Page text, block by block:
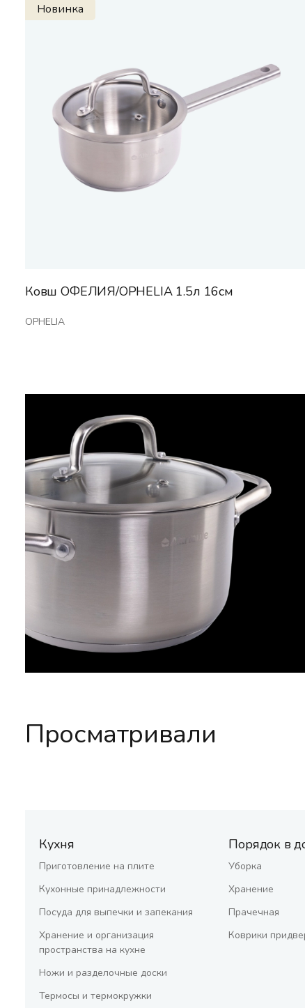
Новинка
Ковш ОФЕЛИЯ/OPHELIA 1.5л 16см
OPHELIA
Просматривали
Кухня
Приготовление на плите
Кухонные принадлежности
Посуда для выпечки и запекания
Хранение и организация
пространства на кухне
Ножи и разделочные доски
Термосы и термокружки
Порядок в
Уборка
Хранение
Прачечная
Коврики